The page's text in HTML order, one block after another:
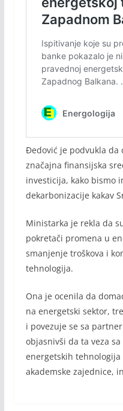
Đedović je podvukla da
značajna finansijska
investicija, kako bismo
dekarbonizacije kakav
Ministarka je rekla da
pokretači promena u
smanjenje troškova i
tehnologija.
Ona je ocenila da
na energetski sektor,
i povezuje se sa
objasnivši da ta veza
energetskih
akademske zajednice,